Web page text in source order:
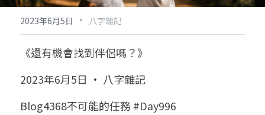
後天派陽宅
黃金會員專區
八字雜記
心靈成長
人氣最高
試閱專區
Podcast聽書
團隊訓練營
八字視頻
線上學苑
八字初階班1
八字初階班2
命理商城
八字完整班
我的著作
2023年6月5日 · 八字雜記
《還有機會找到伴侶嗎？》
2023年6月5日 · 八字雜記
Blog4368不可能的任務 #Day996